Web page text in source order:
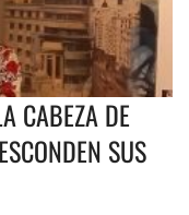
CABEZA DE
SUS